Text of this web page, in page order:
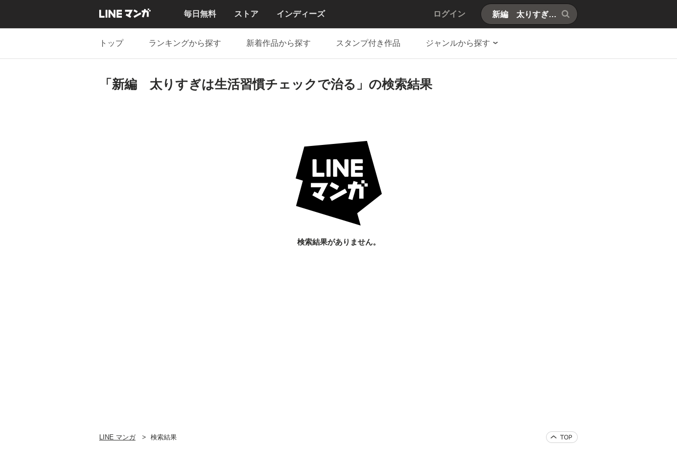
毎日無料 ストア インディーズ ログイン
トップ ランキングから探す 新着作品から探す スタンプ付き作品 ジャンルから探す
「新編 太りすぎは生活習慣チェックで治る」の検索結果
検索結果がありません。
LINE マンガ 検索結果